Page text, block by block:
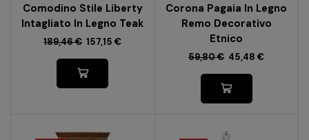
Comodino Stile Liberty
Intagliato In Legno Teak
189,46€ 157,15€
Corona Pagaia In Legno
Remo Decorativo
Etnico
59,80€ 45,48€